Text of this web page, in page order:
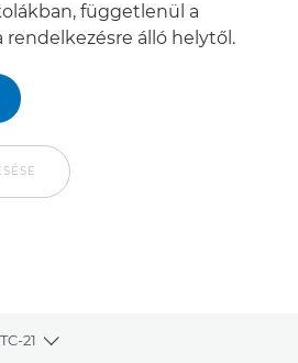
függetlenül a
rendelkezésre álló helytől.
21
Toggle breadcrumbs